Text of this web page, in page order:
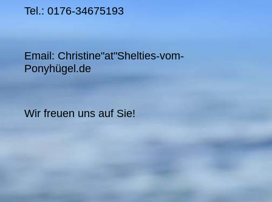
Tel.: 0176-34675193
Email: Christine"at"Shelties-vom-
Ponyhügel.de
Wir freuen uns auf Sie!